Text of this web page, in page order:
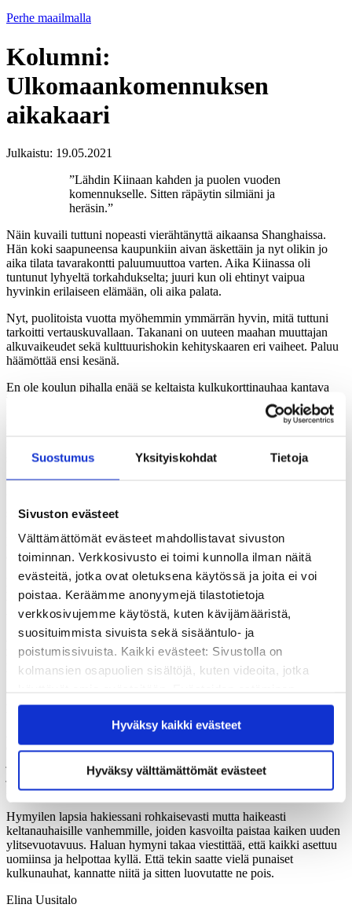
Suostumus Yksityiskohdat Tietoja
Sivuston evästeet
Välttämättömät evästeet mahdollistavat sivuston
toiminnan. Verkkosivusto ei toimi kunnolla ilman näitä
evästeitä, jotka ovat oletuksena käytössä ja joita ei voi
poistaa. Keräämme anonyymejä tilastotietoja
verkkosivujemme käytöstä, kuten kävijämääristä,
suosituimmista sivuista sekä sisääntulo- ja
poistumissivuista. Kaikki evästeet: Sivustolla on
kolmansien osapuolien sisältöjä, kuten videoita, jotka
saattaa estää näiden sisältöjen näkymisen.
Hyväksymällä kaikki evästeet varmistat, että kaikki
sisältö on käytettävissäsi.
Hyväksy kaikki evästeet
Hyväksy välttämättömät evästeet
Perhe maailmalla
Kolumni:
Ulkomaankomennuksen
aikakaari
Julkaistu: 19.05.2021
”Lähdin Kiinaan kahden ja puolen vuoden
komennukselle. Sitten räpäytin silmiäni ja
heräsin.”
Näin kuvaili tuttuni nopeasti vierähtänyttä aikaansa Shanghaissa.
Hän koki saapuneensa kaupunkiin aivan äskettäin ja nyt olikin jo
aika tilata tavarakontti paluumuuttoa varten. Aika Kiinassa oli
tuntunut lyhyeltä torkahdukselta; juuri kun oli ehtinyt vaipua
hyvinkin erilaiseen elämään, oli aika palata.
Nyt, puolitoista vuotta myöhemmin ymmärrän hyvin, mitä tuttuni
tarkoitti vertauskuvallaan. Takanani on uuteen maahan muuttajan
alkuvaikeudet sekä kulttuurishokin kehityskaaren eri vaiheet. Paluu
häämöttää ensi kesänä.
En ole koulun pihalla enää se keltaista kulkukorttinauhaa kantava
hämmentynyt uusi äiti. Skannaan kiireessä punaisen nauhan päässä
roikkuvan henkilökortin ties monennettako sataa kertaa porteista
sen kanssa, että arjessani kohtaan monia tilanteita, joissa minulle
suunnitellessa ajatus vuosista saattaa tuntua pitkältä, mutta
Määritelty aikajakso on helposti lohkottavissa kuin tarinan kulku; on
alku, keskikohta ja loppu.
Maahan totuttautuminen ja sosiaalisten verkostojen luominen
haukkaavat tuosta ajanjaksosta vähintään neljänneksen, ellei puolet.
Alku.
Arki tasoittuu kun alun innostukset ja inhotukset ovat ohi, oli
maailmankolkka mikä tahansa. Tämä keskikohta kuluu suorastaan
pikakelauksella.
paluulentopäivä. Ajanjakso on loppu.
Arki uudessa maassa saattaa olla niin poikkeavaa kotimaan arjesta,
että univertaus on osuva myös siltä osin. Tiedän, että tulee päivä,
ja epätodelliselta. Kaskaiden siritys, kirsikkapuut ja katukojujen
höyryävät tuoksut.
Hymyilen lapsia hakiessani rohkaisevasti mutta haikeasti
keltanauhaisille vanhemmille, joiden kasvoilta paistaa kaiken uuden
ylitsevuotavuus. Haluan hymyni takaa viestittää, että kaikki asettuu
uomiinsa ja helpottaa kyllä. Että tekin saatte vielä punaiset
kulkunauhat, kannatte niitä ja sitten luovutatte ne pois.
Elina Uusitalo